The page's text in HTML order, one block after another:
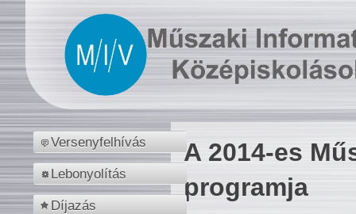
Versenyfelhívás
Lebonyolítás
Díjazás
A 2014-es
programja